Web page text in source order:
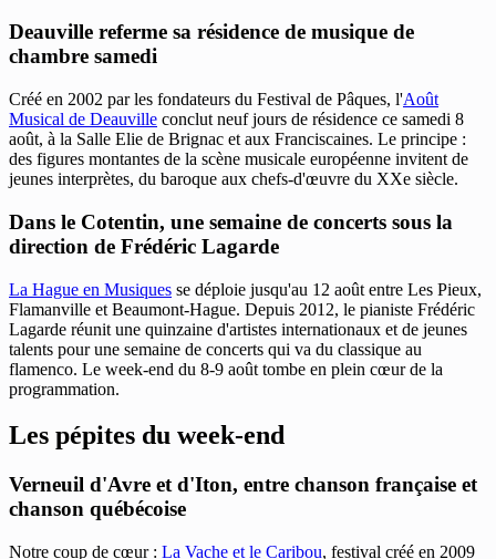
Deauville referme sa résidence de musique de
chambre samedi
Créé en 2002 par les fondateurs du Festival de Pâques, l'Août
Musical de Deauville conclut neuf jours de résidence ce samedi 8
août, à la Salle Elie de Brignac et aux Franciscaines. Le principe :
des figures montantes de la scène musicale européenne invitent de
jeunes interprètes, du baroque aux chefs-d'œuvre du XXe siècle.
Dans le Cotentin, une semaine de concerts sous la
direction de Frédéric Lagarde
La Hague en Musiques se déploie jusqu'au 12 août entre Les Pieux,
Flamanville et Beaumont-Hague. Depuis 2012, le pianiste Frédéric
Lagarde réunit une quinzaine d'artistes internationaux et de jeunes
talents pour une semaine de concerts qui va du classique au
flamenco. Le week-end du 8-9 août tombe en plein cœur de la
programmation.
Les pépites du week-end
Verneuil d'Avre et d'Iton, entre chanson française et
chanson québécoise
Notre coup de cœur : La Vache et le Caribou, festival créé en 2009